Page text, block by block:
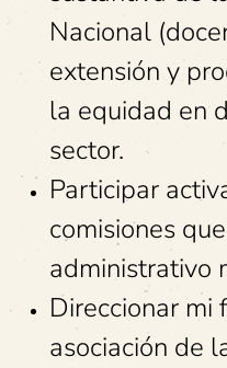
Nacional
extensión y
la equidad en
sector.
Participar
comisiones
administrativo
Direccionar mi
asociación de